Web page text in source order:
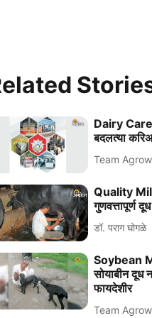
Dairy
बदलत्या
Team
Quality
गुणवत्तापूर्ण
डॉ. पराग घोगळे
Soybean
सोयाबीन दूध
फायदेशीर
Team